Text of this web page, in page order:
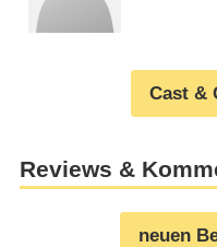
Cast &
Reviews &
neuen